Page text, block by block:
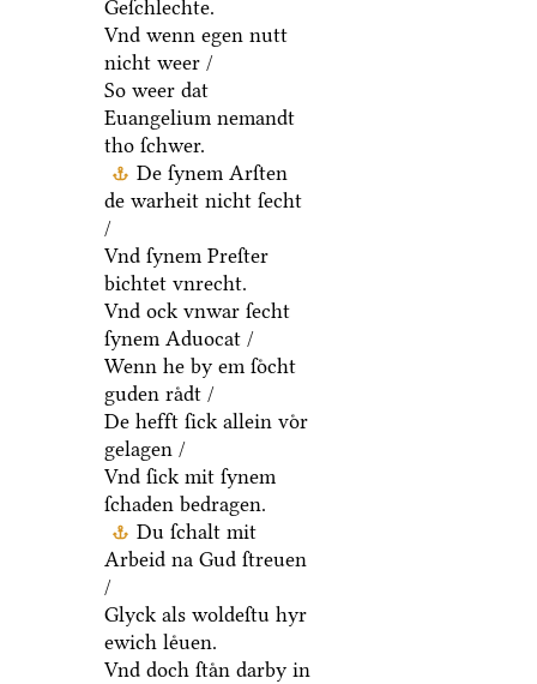
Geſchlechte.
Vnd wenn egen nutt
nicht weer /
So weer dat
Euangelium nemandt
tho ſchwer.
De ſynem Arſten
de warheit nicht ſecht
/
Vnd ſynem Preſter
bichtet vnrecht.
Vnd ock vnwar ſecht
ſynem Aduocat /
Wenn he by em ſoͤcht
guden raͤdt /
De hefft ſick allein voͤr
gelagen /
Vnd ſick mit ſynem
ſchaden bedragen.
Du ſchalt mit
Arbeid na Gud ſtreuen
/
Glyck als woldeſtu hyr
ewich leͤuen.
Vnd doch ſtaͤn darby in